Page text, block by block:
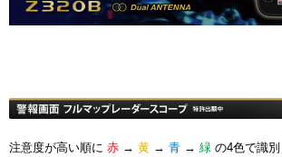
注意度が高い順に 赤 → 黄 → 青 → 緑 の4色で識